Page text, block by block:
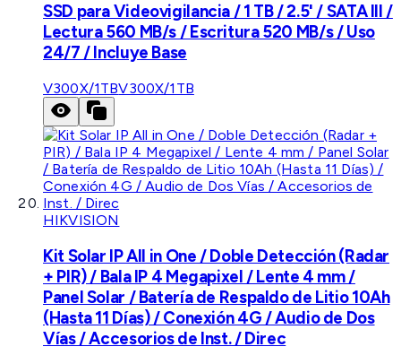
SSD para Videovigilancia / 1 TB / 2.5' / SATA III /
Lectura 560 MB/s / Escritura 520 MB/s / Uso
24/7 / Incluye Base
V300X/1TBV300X/1TB
HIKVISION
Kit Solar IP All in One / Doble Detección (Radar
+ PIR) / Bala IP 4 Megapixel / Lente 4 mm /
Panel Solar / Batería de Respaldo de Litio 10Ah
(Hasta 11 Días) / Conexión 4G / Audio de Dos
Vías / Accesorios de Inst. / Direc